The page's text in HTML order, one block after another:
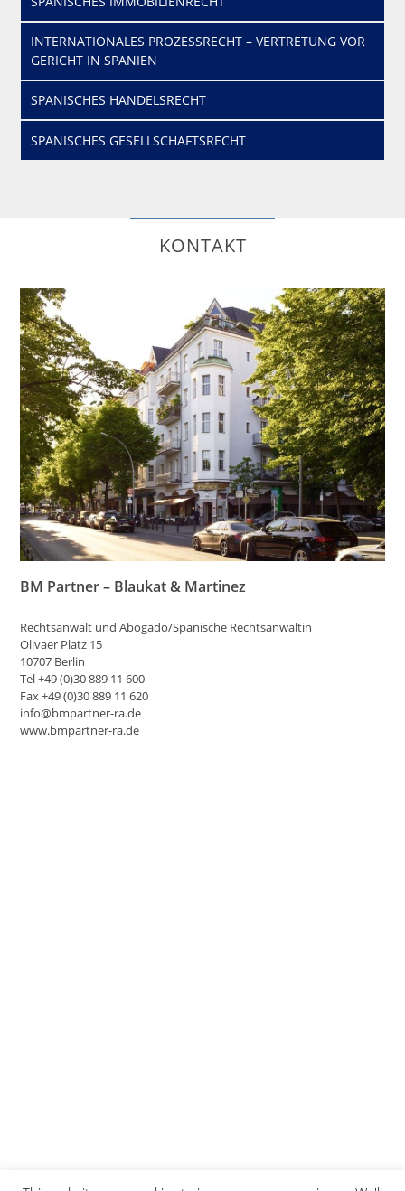
INTERNATIONALES PROZESSRECHT – VERTRETUNG VOR
GERICHT IN SPANIEN
SPANISCHES HANDELSRECHT
SPANISCHES GESELLSCHAFTSRECHT
KONTAKT
BM Partner – Blaukat & Martinez
Rechtsanwalt und Abogado/Spanische Rechtsanwältin
Olivaer Platz 15
10707 Berlin
Tel +49 (0)30 889 11 600
Fax +49 (0)30 889 11 620
info@bmpartner-ra.de
www.bmpartner-ra.de